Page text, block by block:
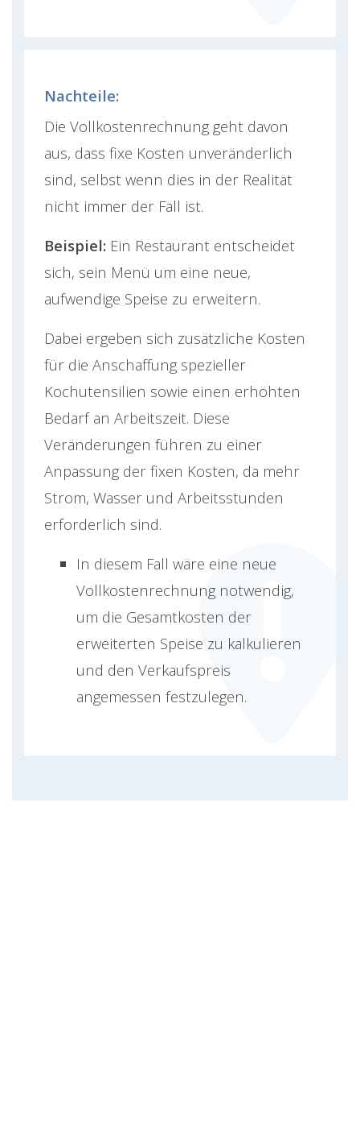
Nachteile:
Die Vollkostenrechnung geht davon
aus, dass fixe Kosten unveränderlich
sind, selbst wenn dies in der Realität
nicht immer der Fall ist.
Beispiel: Ein Restaurant entscheidet
sich, sein Menü um eine neue,
aufwendige Speise zu erweitern.
Dabei ergeben sich zusätzliche Kosten
für die Anschaffung spezieller
Kochutensilien sowie einen erhöhten
Bedarf an Arbeitszeit. Diese
Veränderungen führen zu einer
Anpassung der fixen Kosten, da mehr
Strom, Wasser und Arbeitsstunden
erforderlich sind.
In diesem Fall wäre eine neue
Vollkostenrechnung notwendig,
um die Gesamtkosten der
erweiterten Speise zu kalkulieren
und den Verkaufspreis
angemessen festzulegen.